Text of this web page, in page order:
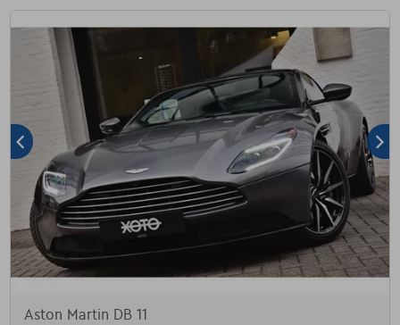
Aston Martin DB 11